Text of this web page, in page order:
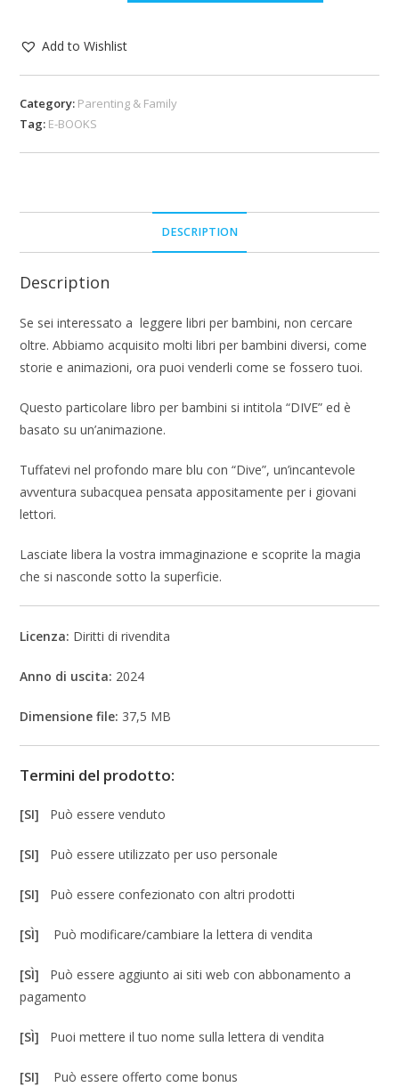
Add to Wishlist
Category: Parenting & Family
Tag: E-BOOKS
DESCRIPTION
Description
Se sei interessato a leggere libri per bambini, non cercare
oltre. Abbiamo acquisito molti libri per bambini diversi, come
storie e animazioni, ora puoi venderli come se fossero tuoi.
Questo particolare libro per bambini si intitola “DIVE” ed è
basato su un’animazione.
Tuffatevi nel profondo mare blu con “Dive”, un’incantevole
avventura subacquea pensata appositamente per i giovani
lettori.
Lasciate libera la vostra immaginazione e scoprite la magia
che si nasconde sotto la superficie.
Licenza: Diritti di rivendita
Anno di uscita: 2024
Dimensione file: 37,5 MB
Termini del prodotto:
[SI] Può essere venduto
[SI] Può essere utilizzato per uso personale
[SI] Può essere confezionato con altri prodotti
[SÌ] Può modificare/cambiare la lettera di vendita
[SÌ] Può essere aggiunto ai siti web con abbonamento a
pagamento
[SÌ] Puoi mettere il tuo nome sulla lettera di vendita
[SI] Può essere offerto come bonus